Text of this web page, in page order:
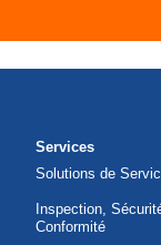
Services
Solutions de
Inspection,
Conformité